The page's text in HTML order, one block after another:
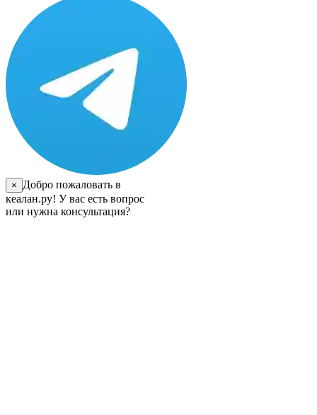
×
Добро пожаловать в
кеалан.ру! У вас есть вопрос
или нужна консультация?